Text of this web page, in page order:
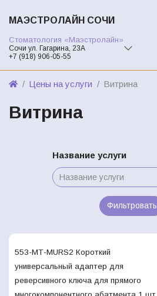
МАЭСТРОЛАЙН СОЧИ
Стоматология «Маэстролайн»
Сочи ул. Гагарина, 23А
+7 (918) 906-05-55
Цены на услуги Витрина
Витрина
Название услуги
Фильтровать
553-МТ-MURS2 Короткий
универсальный адаптер для
реверсивного ключа для прямого